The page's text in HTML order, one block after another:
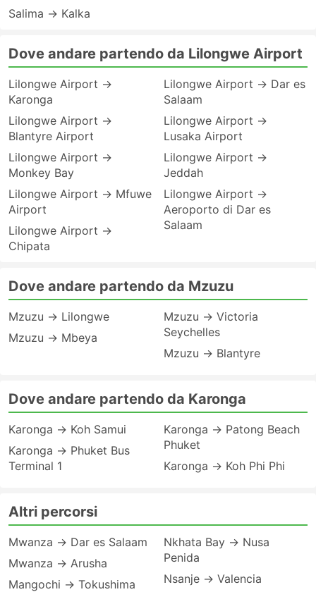
Salima → Kalka
Dove andare partendo da Lilongwe Airport
Lilongwe Airport →
Karonga
Lilongwe Airport →
Blantyre Airport
Lilongwe Airport →
Monkey Bay
Lilongwe Airport → Mfuwe
Airport
Lilongwe Airport →
Chipata
Lilongwe Airport → Dar es
Salaam
Lilongwe Airport →
Lusaka Airport
Lilongwe Airport →
Jeddah
Lilongwe Airport →
Aeroporto di Dar es
Salaam
Dove andare partendo da Mzuzu
Mzuzu → Lilongwe
Mzuzu → Mbeya
Mzuzu → Victoria
Seychelles
Mzuzu → Blantyre
Dove andare partendo da Karonga
Karonga → Koh Samui
Karonga → Phuket Bus
Terminal 1
Karonga → Patong Beach
Phuket
Karonga → Koh Phi Phi
Altri percorsi
Mwanza → Dar es Salaam
Mwanza → Arusha
Mangochi → Tokushima
Nkhata Bay → Nusa
Penida
Nsanje → Valencia